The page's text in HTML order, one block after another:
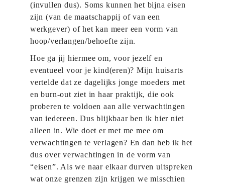
(invullen dus). Soms kunnen het bijna eisen
zijn (van de maatschappij of van een
werkgever) of het kan meer een vorm van
hoop/verlangen/behoefte zijn.
Hoe ga jij hiermee om, voor jezelf en
eventueel voor je kind(eren)? Mijn huisarts
vertelde dat ze dagelijks jonge moeders met
en burn-out ziet in haar praktijk, die ook
proberen te voldoen aan alle verwachtingen
van iedereen. Dus blijkbaar ben ik hier niet
alleen in. Wie doet er met me mee om
verwachtingen te verlagen? En dan heb ik het
dus over verwachtingen in de vorm van
“eisen”. Als we naar elkaar durven uitspreken
wat onze grenzen zijn krijgen we misschien